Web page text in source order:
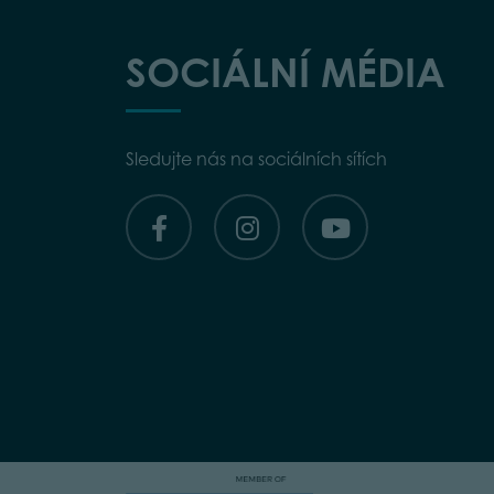
SOCIÁLNÍ MÉDIA
Sledujte nás na sociálních sítích